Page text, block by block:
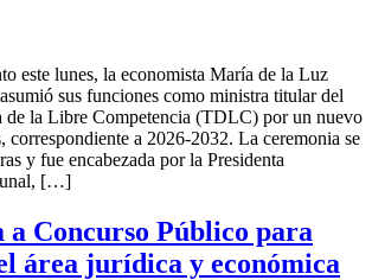
este lunes, la economista María de la Luz
sus funciones como ministra titular del
de la Libre Competencia (TDLC) por un nuevo
correspondiente a 2026-2032. La ceremonia se
y fue encabezada por la Presidenta
[…]
Concurso Público para
área jurídica y económica